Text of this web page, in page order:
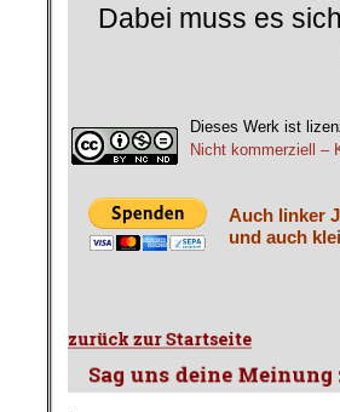
Dabei muss es
Dieses Werk ist
Nicht kommerziell –
Auch linker
und auch